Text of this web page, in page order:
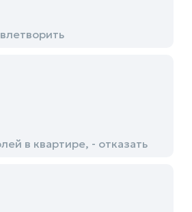
в квартире, - отказать